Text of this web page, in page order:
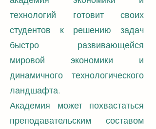
технологий готовит своих
студентов к решению задач
быстро развивающейся
мировой экономики и
динамичного технологического
ландшафта.
Академия может похвастаться
преподавательским составом